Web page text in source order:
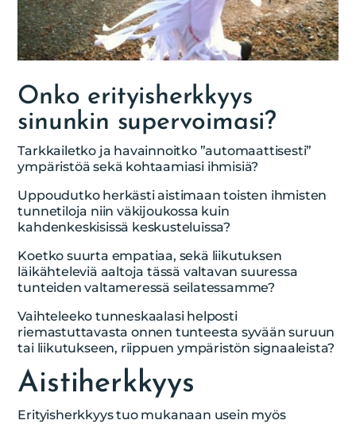
Onko erityisherkkyys
sinunkin supervoimasi?
Tarkkailetko ja havainnoitko ”automaattisesti”
ympäristöä sekä kohtaamiasi ihmisiä?
Uppoudutko herkästi aistimaan toisten ihmisten
tunnetiloja niin väkijoukossa kuin
kahdenkeskisissä keskusteluissa?
Koetko suurta empatiaa, sekä liikutuksen
läikähteleviä aaltoja tässä valtavan suuressa
tunteiden valtameressä seilatessamme?
Vaihteleeko tunneskaalasi helposti
riemastuttavasta onnen tunteesta syvään suruun
tai liikutukseen, riippuen ympäristön signaaleista?
Aistiherkkyys
Erityisherkkyys tuo mukanaan usein myös